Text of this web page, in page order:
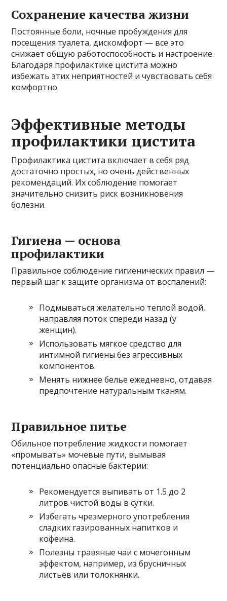
Сохранение качества жизни
Постоянные боли, ночные пробуждения для
посещения туалета, дискомфорт — все это
снижает общую работоспособность и настроение.
Благодаря профилактике цистита можно
избежать этих неприятностей и чувствовать себя
комфортно.
Эффективные методы
профилактики цистита
Профилактика цистита включает в себя ряд
достаточно простых, но очень действенных
рекомендаций. Их соблюдение помогает
значительно снизить риск возникновения
болезни.
Гигиена — основа
профилактики
Правильное соблюдение гигиенических правил —
первый шаг к защите организма от воспалений:
Подмываться желательно теплой водой,
направляя поток спереди назад (у
женщин).
Использовать мягкое средство для
интимной гигиены без агрессивных
компонентов.
Менять нижнее белье ежедневно, отдавая
предпочтение натуральным тканям.
Правильное питье
Обильное потребление жидкости помогает
«промывать» мочевые пути, вымывая
потенциально опасные бактерии:
Рекомендуется выпивать от 1.5 до 2
литров чистой воды в сутки.
Избегать чрезмерного употребления
сладких газированных напитков и
кофеина.
Полезны травяные чаи с мочегонным
эффектом, например, из брусничных
листьев или толокнянки.